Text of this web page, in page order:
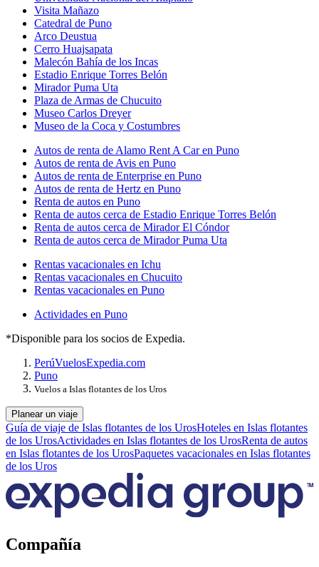
Visita Mañazo
Catedral de Puno
Arco Deustua
Cerro Huajsapata
Malecón Bahía de los Incas
Estadio Enrique Torres Belón
Mirador Puma Uta
Plaza de Armas de Chucuito
Museo Carlos Dreyer
Museo de la Coca y Costumbres
Autos de renta de Alamo Rent A Car en Puno
Autos de renta de Avis en Puno
Autos de renta de Enterprise en Puno
Autos de renta de Hertz en Puno
Renta de autos en Puno
Renta de autos cerca de Estadio Enrique Torres Belón
Renta de autos cerca de Mirador El Cóndor
Renta de autos cerca de Mirador Puma Uta
Rentas vacacionales en Ichu
Rentas vacacionales en Chucuito
Rentas vacacionales en Puno
Actividades en Puno
*Disponible para los socios de Expedia.
PerúVuelosExpedia.com
Puno
Vuelos a Islas flotantes de los Uros
Planear un viaje
Guía de viaje de Islas flotantes de los UrosHoteles en Islas flotantes
de los UrosActividades en Islas flotantes de los UrosRenta de autos
en Islas flotantes de los UrosPaquetes vacacionales en Islas flotantes
de los Uros
Compañía